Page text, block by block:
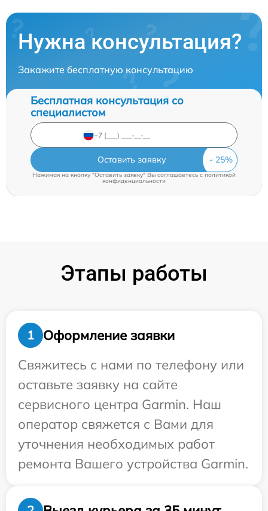
Нужна консультация?
Закажите бесплатную консультацию
Бесплатная консультация со
специалистом
Оставить заявку
Нажимая на кнопку "Оставить заявку" Вы соглашаетесь cполитикой
конфиденциальности
Этапы работы
1
Оформление заявки
Свяжитесь с нами по телефону или
оставьте заявку на сайте
сервисного центра Garmin. Наш
оператор свяжется с Вами для
уточнения необходимых работ
ремонта Вашего устройства Garmin.